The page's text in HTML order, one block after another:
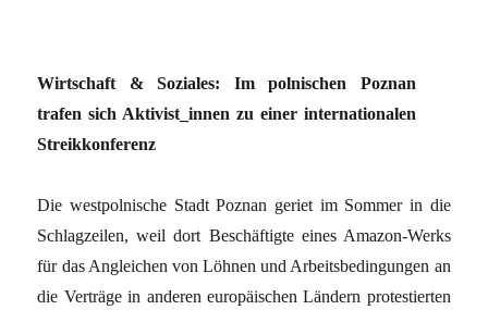
Wirtschaft & Soziales: Im polnischen Poznan
trafen sich Aktivist_innen zu einer internationalen
Streikkonferenz
Die westpolnische Stadt Poznan geriet im Sommer in die
Schlagzeilen, weil dort Beschäftigte eines Amazon-Werks
für das Angleichen von Löhnen und Arbeitsbedingungen an
die Verträge in anderen europäischen Ländern protestierten